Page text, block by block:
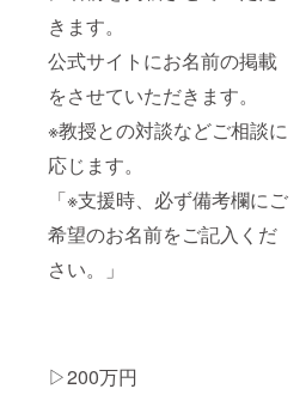
きます。
公式サイトにお名前の掲載
をさせていただきます。
※教授との対談などご相談に
応じます。
「※支援時、必ず備考欄にご
希望のお名前をご記入くだ
さい。」
▷200万円